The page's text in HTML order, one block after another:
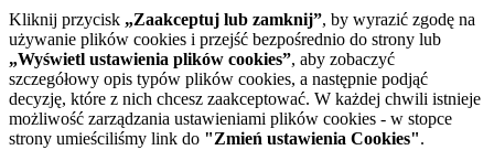
Kliknij przycisk „Zaakceptuj lub zamknij”, by wyrazić zgodę na
używanie plików cookies i przejść bezpośrednio do strony lub
„Wyświetl ustawienia plików cookies”, aby zobaczyć
szczegółowy opis typów plików cookies, a następnie podjąć
decyzję, które z nich chcesz zaakceptować. W każdej chwili istnieje
możliwość zarządzania ustawieniami plików cookies - w stopce
strony umieściliśmy link do "Zmień ustawienia Cookies".